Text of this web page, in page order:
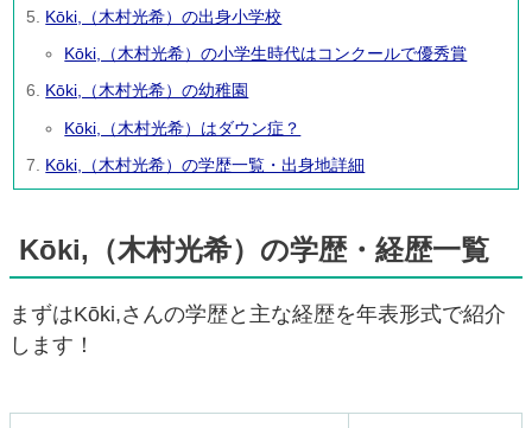
Kōki,（木村光希）の出身小学校
Kōki,（木村光希）の小学生時代はコンクールで優秀賞
Kōki,（木村光希）の幼稚園
Kōki,（木村光希）はダウン症？
Kōki,（木村光希）の学歴一覧・出身地詳細
Kōki,（木村光希）の学歴・経歴一覧
まずはKōki,さんの学歴と主な経歴を年表形式で紹介
します！